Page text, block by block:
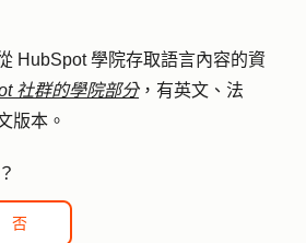
HubSpot 學院存取語言內容的資
社群的學院部分，有英文、法
版本。
否